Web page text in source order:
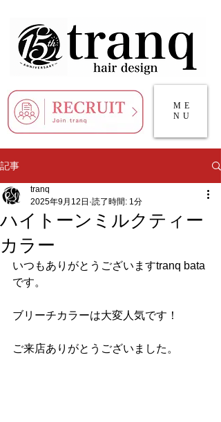
ME
NU
記事
ハイトーンミルクティー
カラー
tranq
2025年9月12日 読了時間: 1分
いつもありがとうございますtranq bata
です。
ブリーチカラーは大変人気です！
ご来店ありがとうございました。